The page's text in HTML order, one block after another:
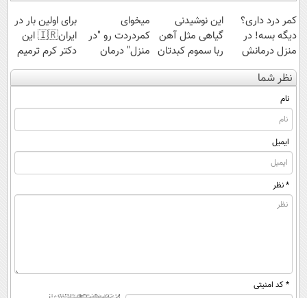
کمر درد داری؟
دیگه بسه! در
منزل درمانش
کن
(◀پرسش‌نامه)
این نوشیدنی
گیاهی مثل آهن
ربا سموم کبدتان
را نابود می کند
میخوای
کمردردت رو "در
منزل" درمان
کنی؟ (◂فیلم +
◂پرسش‌نامه)
برای اولین بار در
ایران🇮🇷 این
دکتر کرم ترمیم
کننده 23 روزه
ساخت!
نظر شما
نام
ایمیل
* نظر
* کد امنیتی